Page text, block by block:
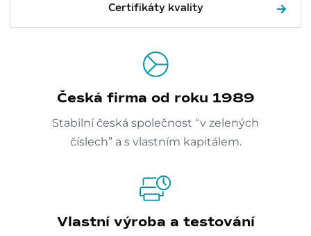
Certifikáty kvality
Česká firma od roku 1989
Stabilní česká společnost “v zelených
číslech” a s vlastním kapitálem.
Vlastní výroba a testování